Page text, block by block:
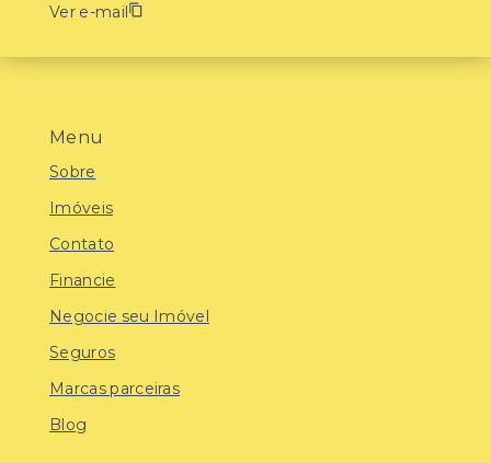
Menu
Sobre
Imóveis
Contato
Financie
Negocie seu Imóvel
Seguros
Marcas parceiras
Blog
Ver e-mail